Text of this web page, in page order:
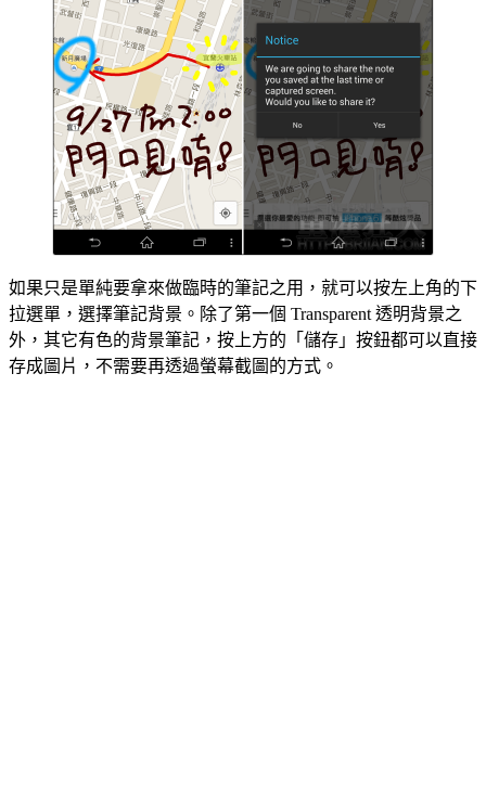
如果只是單純要拿來做臨時的筆記之用，就可以按左上角的下
拉選單，選擇筆記背景。除了第一個 Transparent 透明背景之
外，其它有色的背景筆記，按上方的「儲存」按鈕都可以直接
存成圖片，不需要再透過螢幕截圖的方式。